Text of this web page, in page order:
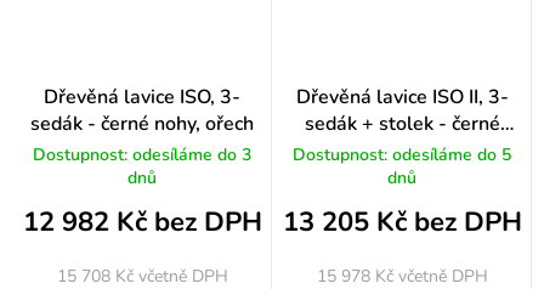
Dřevěná lavice ISO, 3-
sedák - černé nohy, ořech
Dostupnost: odesíláme do 3
dnů
12 982 Kč bez DPH
15 708 Kč včetně DPH
Dřevěná lavice ISO II, 3-
sedák + stolek - černé
nohy, buk
Dostupnost: odesíláme do 5
dnů
13 205 Kč bez DPH
15 978 Kč včetně DPH